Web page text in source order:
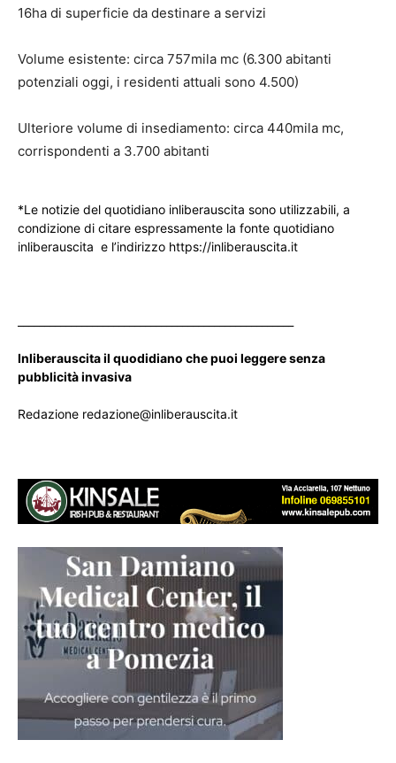
16ha di superficie da destinare a servizi
Volume esistente: circa 757mila mc (6.300 abitanti
potenziali oggi, i residenti attuali sono 4.500)
Ulteriore volume di insediamento: circa 440mila mc,
corrispondenti a 3.700 abitanti
*Le notizie del quotidiano inliberauscita sono utilizzabili, a
condizione di citare espressamente la fonte quotidiano
inliberauscita e l’indirizzo https://inliberauscita.it
Inliberauscita il quodidiano che puoi leggere senza
pubblicità invasiva
Redazione redazione@inliberauscita.it